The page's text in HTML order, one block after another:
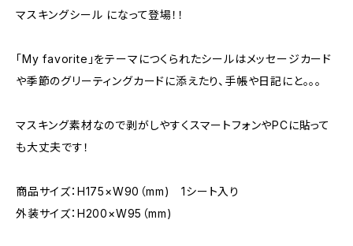
マスキングシール になって登場！！
「My favorite」をテーマにつくられたシールはメッセージカード
や季節のグリーティングカードに添えたり、手帳や日記にと。。。
マスキング素材なので剥がしやすくスマートフォンやPCに貼って
も大丈夫です！
商品サイズ：H175×W90（mm) 1シート入り
外装サイズ：H200×W95（mm)